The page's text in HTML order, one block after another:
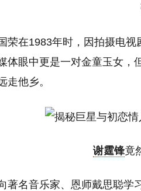
张
荣在1983年时，因拍摄电
体眼中更是一对金童玉女，
走他乡。
谢霆锋竟
著名音乐家、恩师戴思聪学